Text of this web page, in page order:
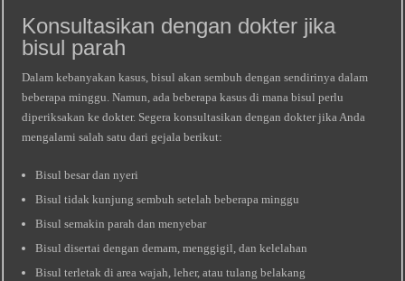
Konsultasikan dengan dokter jika
bisul parah
Dalam kebanyakan kasus, bisul akan sembuh dengan sendirinya dalam
beberapa minggu. Namun, ada beberapa kasus di mana bisul perlu
diperiksakan ke dokter. Segera konsultasikan dengan dokter jika Anda
mengalami salah satu dari gejala berikut:
Bisul besar dan nyeri
Bisul tidak kunjung sembuh setelah beberapa minggu
Bisul semakin parah dan menyebar
Bisul disertai dengan demam, menggigil, dan kelelahan
Bisul terletak di area wajah, leher, atau tulang belakang